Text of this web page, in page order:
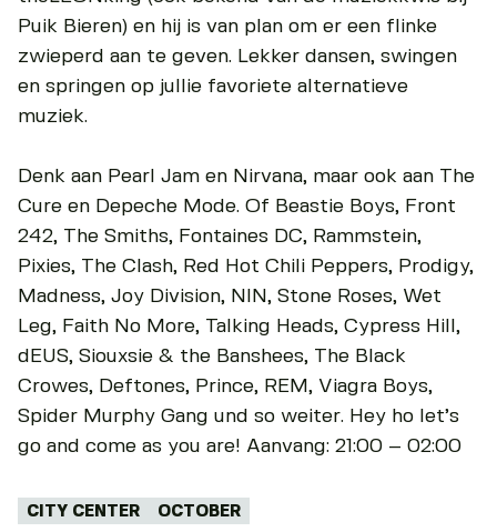
Puik Bieren) en hij is van plan om er een flinke
zwieperd aan te geven. Lekker dansen, swingen
en springen op jullie favoriete alternatieve
muziek.
Denk aan Pearl Jam en Nirvana, maar ook aan The
Cure en Depeche Mode. Of Beastie Boys, Front
242, The Smiths, Fontaines DC, Rammstein,
Pixies, The Clash, Red Hot Chili Peppers, Prodigy,
Madness, Joy Division, NIN, Stone Roses, Wet
Leg, Faith No More, Talking Heads, Cypress Hill,
dEUS, Siouxsie & the Banshees, The Black
Crowes, Deftones, Prince, REM, Viagra Boys,
Spider Murphy Gang und so weiter. Hey ho let’s
go and come as you are! Aanvang: 21:00 – 02:00
Tags:
CITY CENTER OCTOBER